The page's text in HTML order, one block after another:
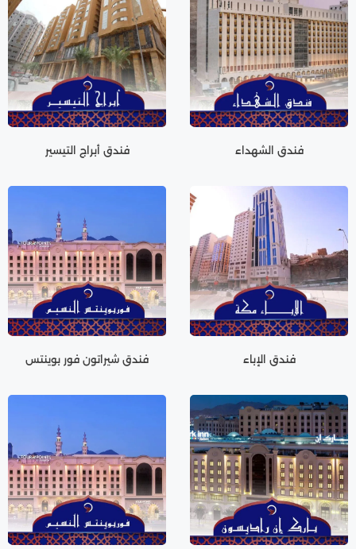
فندق الشهداء فندق أبراج التيسير
فندق الإباء فندق شيراتون فور بوينتس